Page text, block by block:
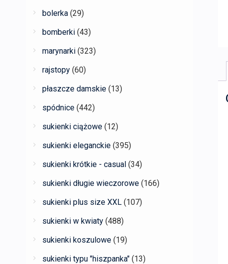
bolerka (29)
bomberki (43)
marynarki (323)
rajstopy (60)
płaszcze damskie (13)
spódnice (442)
sukienki ciążowe (12)
sukienki eleganckie (395)
sukienki krótkie - casual (34)
sukienki długie wieczorowe (166)
sukienki plus size XXL (107)
sukienki w kwiaty (488)
sukienki koszulowe (19)
sukienki typu "hiszpanka" (13)